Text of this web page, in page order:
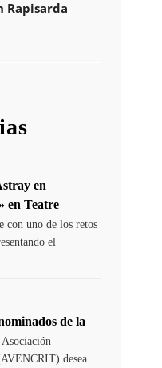
Rapisarda
en
en Teatre
con uno de los retos
el
de la
desea